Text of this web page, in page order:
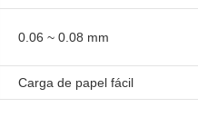
0.06 ~ 0.08 mm
Carga de papel fácil